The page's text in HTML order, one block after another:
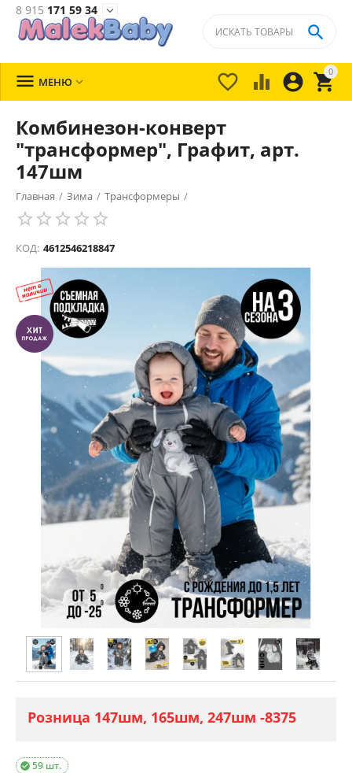
8 915 171 59 34 
0


 

 МЕНЮ 
Комбинезон-конверт
"трансформер", Графит, арт.
147шм
Главная / Зима / Трансформеры /
КОД: 4612546218847
Розница 147шм, 165шм, 247шм -8375
59 шт.
